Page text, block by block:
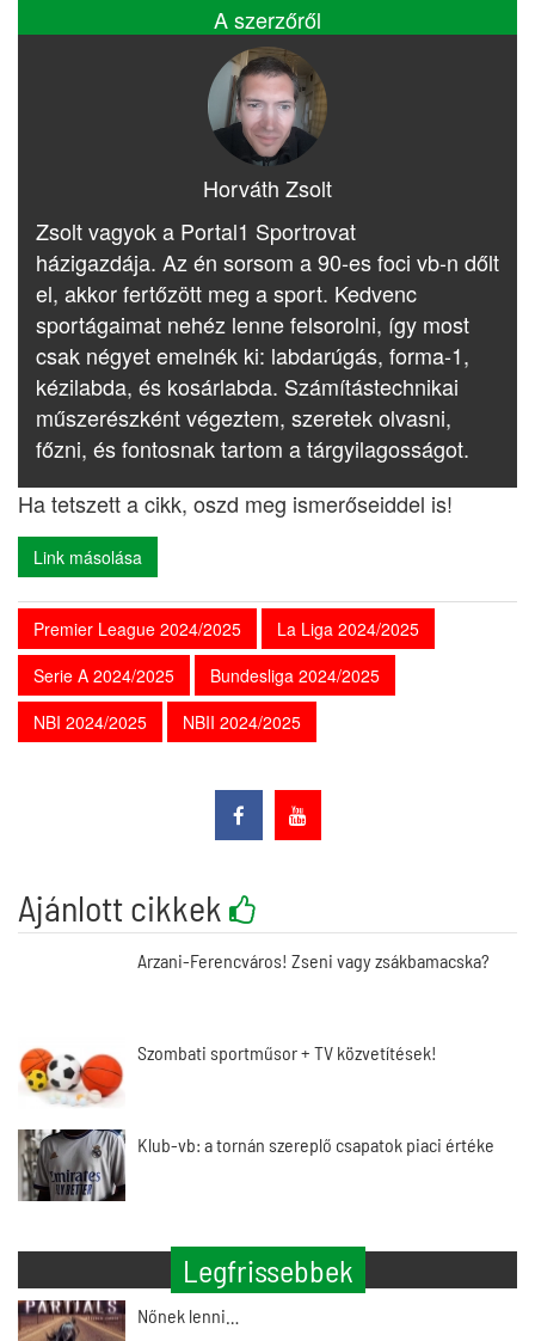
A szerzőről
Horváth Zsolt
Zsolt vagyok a Portal1 Sportrovat
házigazdája. Az én sorsom a 90-es foci vb-n dőlt
el, akkor fertőzött meg a sport. Kedvenc
sportágaimat nehéz lenne felsorolni, így most
csak négyet emelnék ki: labdarúgás, forma-1,
kézilabda, és kosárlabda. Számítástechnikai
műszerészként végeztem, szeretek olvasni,
főzni, és fontosnak tartom a tárgyilagosságot.
Ha tetszett a cikk, oszd meg ismerőseiddel is!
Link másolása
Premier League 2024/2025
La Liga 2024/2025
Serie A 2024/2025
Bundesliga 2024/2025
NBI 2024/2025
NBII 2024/2025
Ajánlott cikkek
Arzani-Ferencváros! Zseni vagy zsákbamacska?
Szombati sportműsor + TV közvetítések!
Klub-vb: a tornán szereplő csapatok piaci értéke
Legfrissebbek
Nőnek lenni…